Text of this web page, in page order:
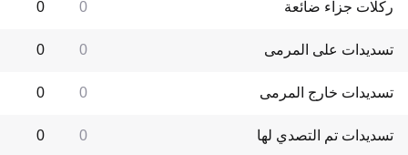
ركلات جزاء ضائعة 0
0
تسديدات على المرمى 0
0
تسديدات خارج المرمى 0
0
تسديدات تم التصدي لها 0
0